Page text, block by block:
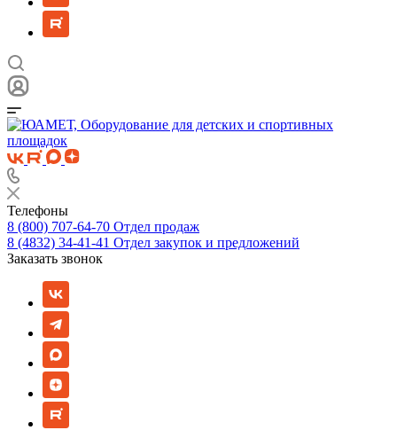
Телефоны
8 (800) 707-64-70 Отдел продаж
8 (4832) 34-41-41 Отдел закупок и предложений
Заказать звонок